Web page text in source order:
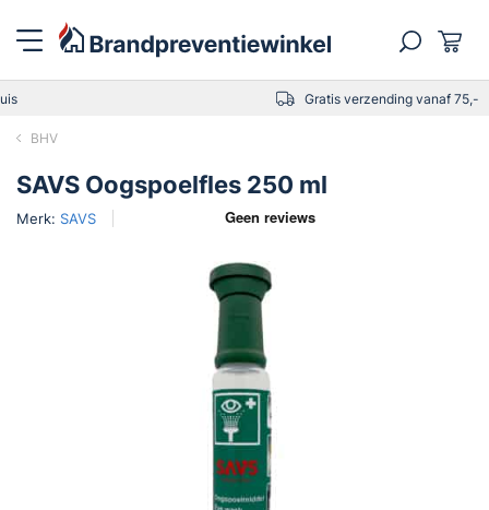
Gratis verzending vanaf 75,-
BHV
SAVS Oogspoelfles 250 ml
Merk: SAVS